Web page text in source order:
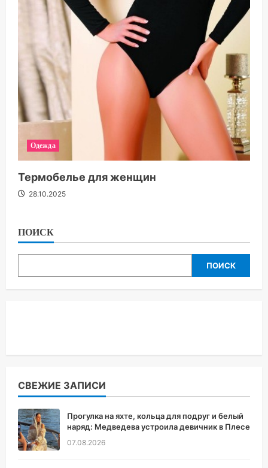
Одежда
Термобелье для женщин
28.10.2025
ПОИСК
ПОИСК
СВЕЖИЕ ЗАПИСИ
Прогулка на яхте, кольца для подруг и белый
наряд: Медведева устроила девичник в Плесе
07.08.2026